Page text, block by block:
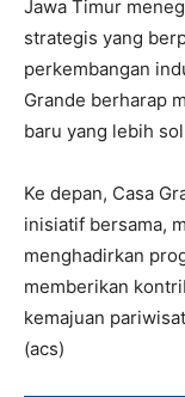
Jawa Timur
strategis yang
perkembangan
Grande berharap
baru yang lebih
Ke depan, Casa
inisiatif bersama,
menghadirkan
memberikan
kemajuan
(acs)